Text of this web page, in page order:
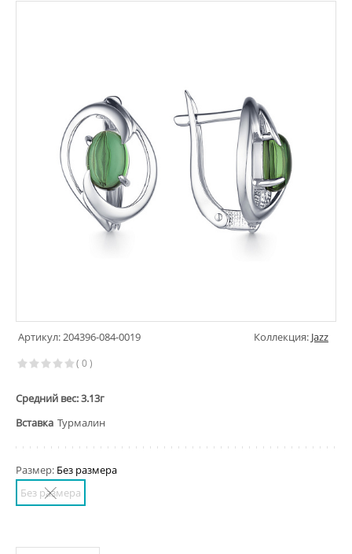
Артикул: 204396-084-0019 Коллекция: Jazz
( 0 )
Средний вес: 3.13г
Вставка Турмалин
Размер: Без размера
Без размера